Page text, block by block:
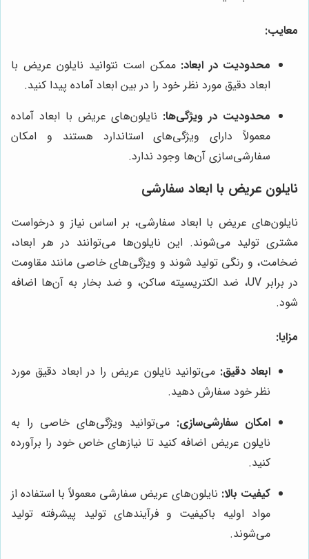
معایب:
محدودیت در ابعاد: ممکن است نتوانید نایلون عریض با
ابعاد دقیق مورد نظر خود را در بین ابعاد آماده پیدا کنید.
محدودیت در ویژگی‌ها: نایلون‌های عریض با ابعاد آماده
معمولاً دارای ویژگی‌های استاندارد هستند و امکان
سفارشی‌سازی آن‌ها وجود ندارد.
نایلون عریض با ابعاد سفارشی
نایلون‌های عریض با ابعاد سفارشی، بر اساس نیاز و درخواست
مشتری تولید می‌شوند. این نایلون‌ها می‌توانند در هر ابعاد،
ضخامت، و رنگی تولید شوند و ویژگی‌های خاصی مانند مقاومت
در برابر UV، ضد الکتریسیته ساکن، و ضد بخار به آن‌ها اضافه
شود.
مزایا:
ابعاد دقیق: می‌توانید نایلون عریض را در ابعاد دقیق مورد
نظر خود سفارش دهید.
امکان سفارشی‌سازی: می‌توانید ویژگی‌های خاصی را به
نایلون عریض اضافه کنید تا نیازهای خاص خود را برآورده
کنید.
کیفیت بالا: نایلون‌های عریض سفارشی معمولاً با استفاده از
مواد اولیه باکیفیت و فرآیندهای تولید پیشرفته تولید
می‌شوند.